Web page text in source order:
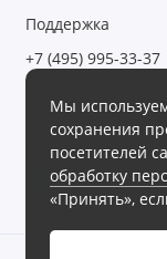
Мы
сохранения
посетителей
обработку
«Принять»,
Поддержка
+7 (495) 995-33-37
Обратный звонок
Пн-Пт с 09:00 до
Мы в сети